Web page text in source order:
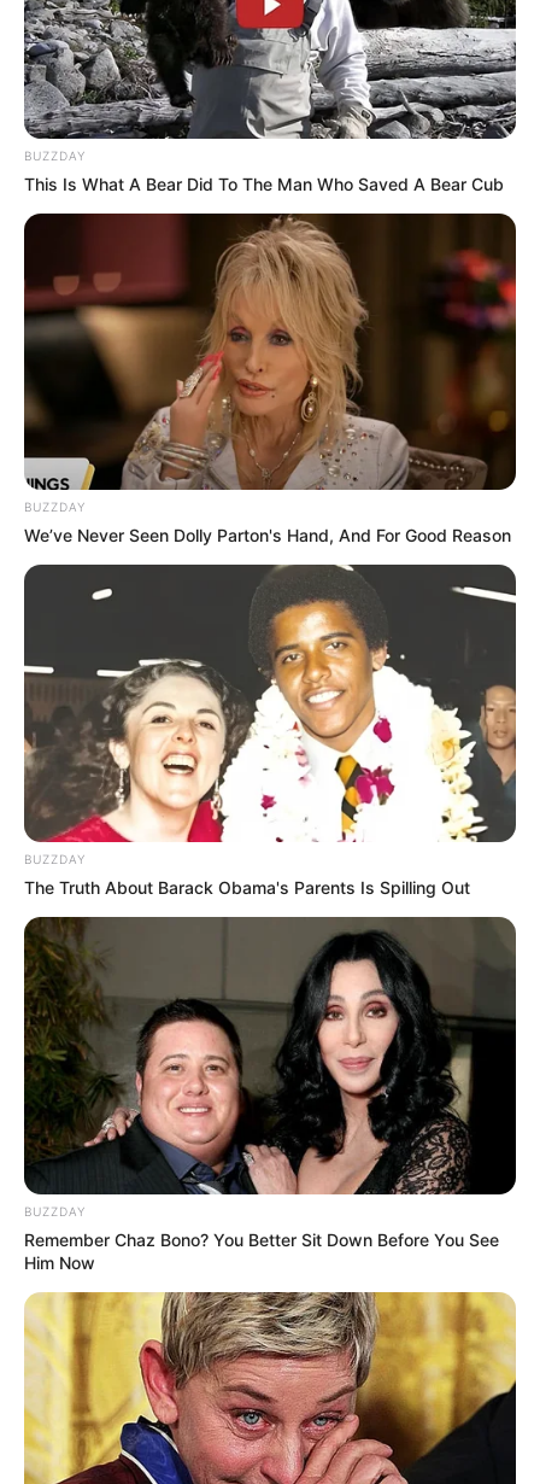
Langka Banget! 10 Pose Lucu
Katak yang Bikin Ketawa
Gemes
Ambyar! 10 Kalimat Baper
Pakai Bahasa Jawa Ini Bikin
Galau Abis
Fail! 10 Potret Makanan Gagal
Dimasak yang Bikin Kamu
Nggak Selera
10 Pose Manekin Anti
Mainstream yang Konyol
Banget
8 Kata Lucu Seputar Malam
Minggu ala Jomblo yang Bikin
Ngenes
BUZZDAY
This Is What A Bear Did To The Man Who Saved A Bear Cub
BUZZDAY
We’ve Never Seen Dolly Parton's Hand, And For Good Reason
BUZZDAY
The Truth About Barack Obama's Parents Is Spilling Out
BUZZDAY
Remember Chaz Bono? You Better Sit Down Before You See
Him Now